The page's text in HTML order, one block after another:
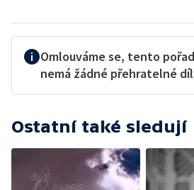
Omlouváme se, tento
nemá žádné přehratelné
Ostatní také sledují